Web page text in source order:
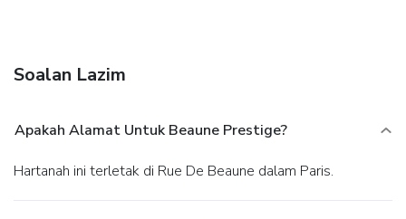
Soalan Lazim
Apakah Alamat Untuk Beaune Prestige?
Hartanah ini terletak di Rue De Beaune dalam Paris.